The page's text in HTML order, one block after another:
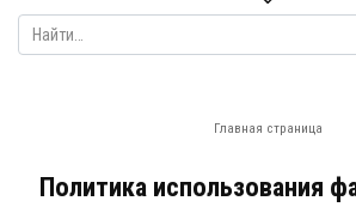
Search
for:
Главная страница
Политика использования